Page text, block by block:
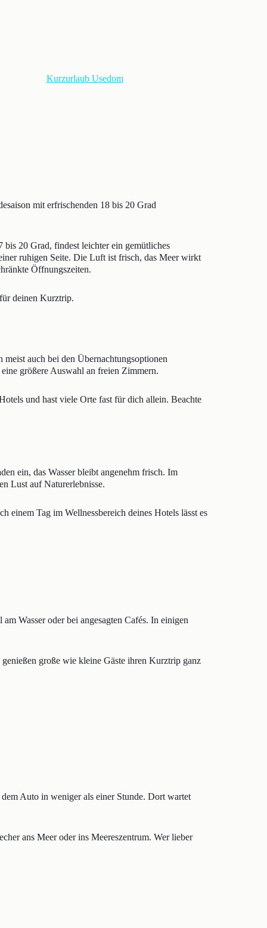
Kurzurlaub Usedom
mit erfrischenden 18 bis 20 Grad
bis 20 Grad, findest leichter ein gemütliches
ruhigen Seite. Die Luft ist frisch, das Meer wirkt
Öffnungszeiten.
deinen Kurztrip.
auch bei den Übernachtungsoptionen
größere Auswahl an freien Zimmern.
und hast viele Orte fast für dich allein. Beachte
ein, das Wasser bleibt angenehm frisch. Im
Lust auf Naturerlebnisse.
einem Tag im Wellnessbereich deines Hotels lässt es
Wasser oder bei angesagten Cafés. In einigen
große wie kleine Gäste ihren Kurztrip ganz
Auto in weniger als einer Stunde. Dort wartet
ans Meer oder ins Meereszentrum. Wer lieber